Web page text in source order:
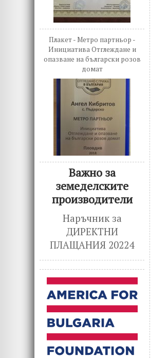
Плакет - Метро партньор -
Инициатива Отглеждане и
опазване на български розов
домат
Важно за
земеделските
производители
Наръчник за
ДИРЕКТНИ
ПЛАЩАНИЯ 20224